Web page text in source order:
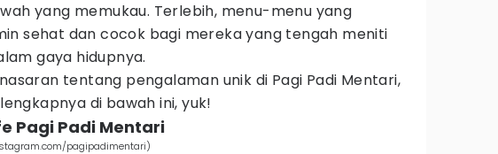
yang memukau. Terlebih, menu-menu yang
sehat dan cocok bagi mereka yang tengah meniti
gaya hidupnya.
tentang pengalaman unik di Pagi Padi Mentari,
di bawah ini, yuk!
Pagi Padi Mentari
pagipadimentari)